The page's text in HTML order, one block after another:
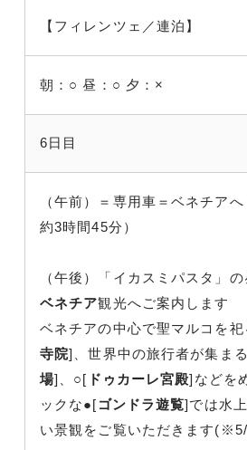
【フィレンツェ／連泊】
朝：○ 昼：○ 夕：×
6日目
（午前）＝専用車＝ベネチア
約3時間45分）
（午後）「イカスミパスタ」
ベネチア観光へご案内します
ベネチアの中心で聖マルコを
寺院]、世界中の旅行者が集ま
場]、○[ ドゥカーレ宮殿]などを
ックな●[ ゴンドラ遊覧]では水
い景観をご覧いただきます